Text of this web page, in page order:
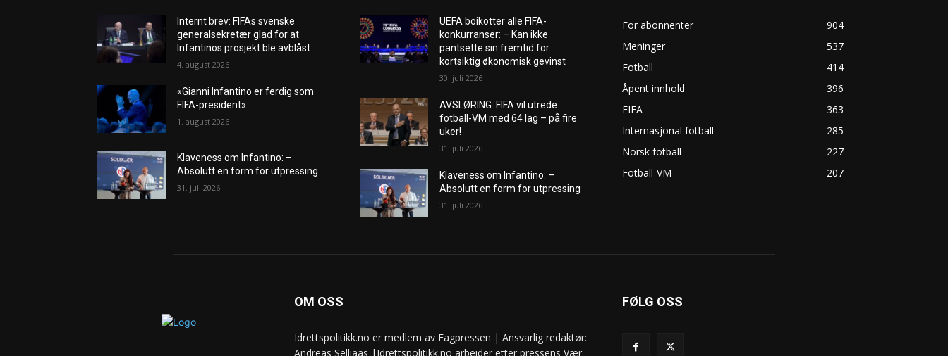
Internt brev: FIFAs svenske
generalsekretær glad for at
Infantinos prosjekt ble avblåst
4. august 2026
«Gianni Infantino er ferdig som
FIFA-president»
1. august 2026
Klaveness om Infantino: –
Absolutt en form for utpressing
31. juli 2026
UEFA boikotter alle FIFA-
konkurranser: – Kan ikke
pantsette sin fremtid for
kortsiktig økonomisk gevinst
30. juli 2026
AVSLØRING: FIFA vil utrede
fotball-VM med 64 lag – på fire
uker!
31. juli 2026
Klaveness om Infantino: –
Absolutt en form for utpressing
31. juli 2026
For abonnenter
904
Meninger
537
Fotball
414
Åpent innhold
396
FIFA
363
Internasjonal fotball
285
Norsk fotball
227
Fotball-VM
207
OM OSS
Idrettspolitikk.no er medlem av Fagpressen | Ansvarlig redaktør:
Andreas Selliaas |Idrettspolitikk.no arbeider etter pressens Vær
FØLG OSS